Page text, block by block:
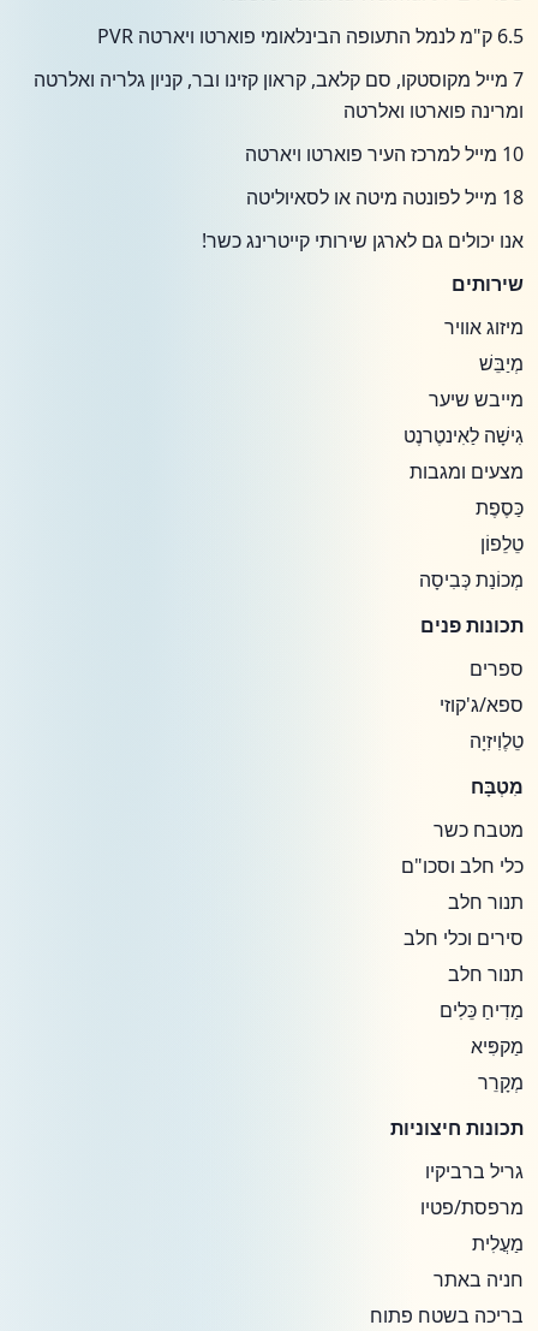
6.5 ק"מ לנמל התעופה הבינלאומי פוארטו ויארטה PVR
7 מייל מקוסטקו, סם קלאב, קראון קזינו ובר, קניון גלריה ואלרטה
ומרינה פוארטו ואלרטה
10 מייל למרכז העיר פוארטו ויארטה
18 מייל לפונטה מיטה או לסאיוליטה
אנו יכולים גם לארגן שירותי קייטרינג כשר!
שירותים
מיזוג אוויר
מְיַבֵּשׁ
מייבש שיער
גִישָׁה לַאִינטֶרנֶט
מצעים ומגבות
כַּסֶפֶת
טֵלֵפוֹן
מְכוֹנַת כְּבִיסָה
תכונות פנים
ספרים
ספא/ג'קוזי
טֵלֶוִיזִיָה
מִטְבָּח
מטבח כשר
כלי חלב וסכו"ם
תנור חלב
סירים וכלי חלב
תנור חלב
מַדִיחַ כֵּלִים
מַקפִּיא
מְקָרֵר
תכונות חיצוניות
גריל ברביקיו
מרפסת/פטיו
מַעֲלִית
חניה באתר
בריכה בשטח פתוח